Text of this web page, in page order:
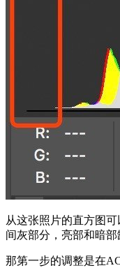
从这张照片的直方图
间灰部分，亮部和暗部
那第一步的调整是在